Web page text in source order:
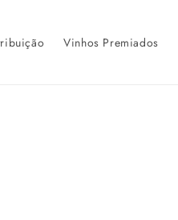
Vinhos Premiados